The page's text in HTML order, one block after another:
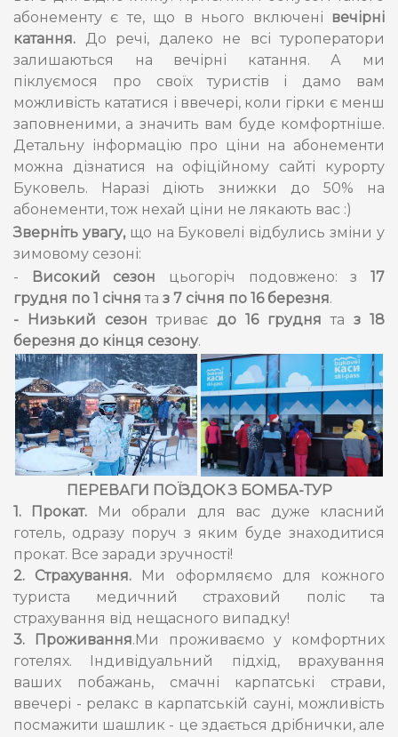
абонементу є те, що в нього включені вечірні
катання. До речі, далеко не всі туроператори
залишаються на вечірні катання. А ми
піклуємося про своїх туристів і дамо вам
можливість кататися і ввечері, коли гірки є менш
заповненими, а значить вам буде комфортніше.
Детальну інформацію про ціни на абонементи
можна дізнатися на офіційному сайті курорту
Буковель. Наразі діють знижки до 50% на
абонементи, тож нехай ціни не лякають вас :)
Зверніть увагу,що на Буковелі відбулись зміни у
зимовому сезоні:
-
Високий сезон цьогоріч подовжено: з17
грудня по 1 січня та з 7 січня по 16 березня.
- Низький сезон триває до 16 грудня та з 18
березня до кінця сезону.
ПЕРЕВАГИ ПОЇЗДОК З БОМБА-ТУР
1. Прокат.
Ми обрали для вас дуже класний
готель, одразу поруч з яким буде знаходитися
прокат. Все заради зручності!
2. Страхування. Ми оформляємо для кожного
туриста медичний страховий поліс та
страхування від нещасного випадку!
3. Проживання.Ми проживаємо у комфортних
готелях. Індивідуальний підхід, врахування
ваших побажань, смачні карпатські страви,
ввечері - релакс в карпатській сауні, можливість
посмажити шашлик - це здається дрібнички, але